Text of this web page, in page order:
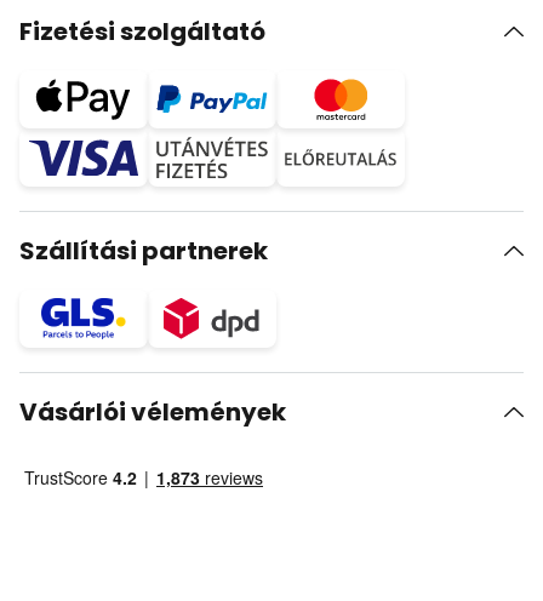
Fizetési szolgáltató
Szállítási partnerek
Vásárlói vélemények